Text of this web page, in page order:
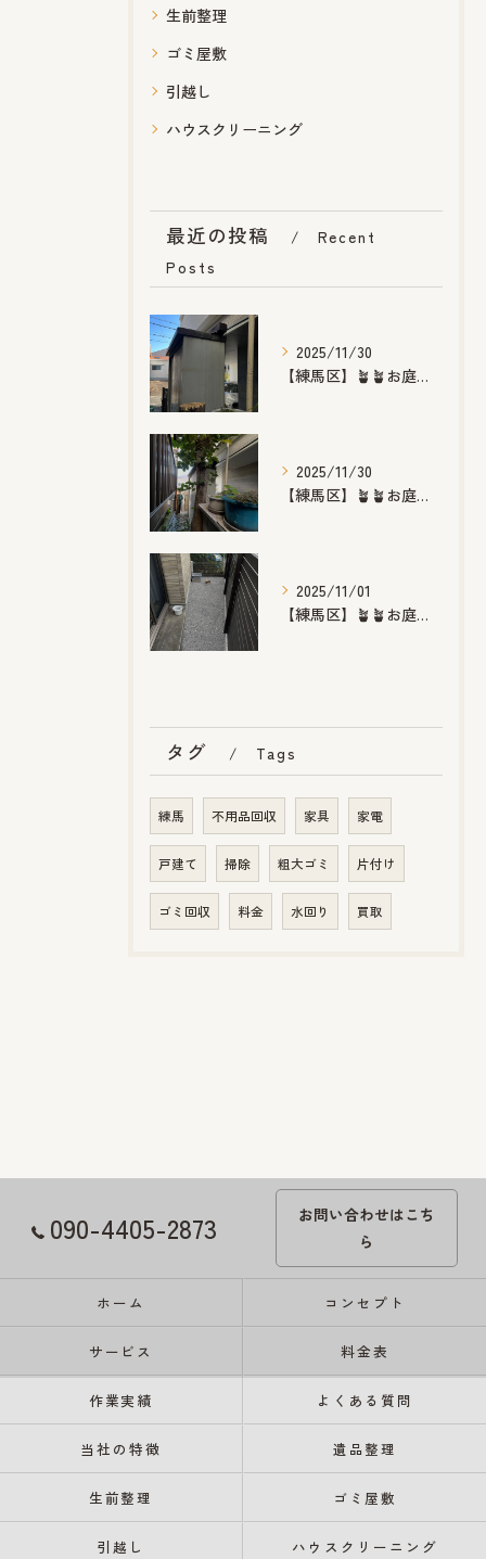
生前整理
ゴミ屋敷
引越し
ハウスクリーニング
最近の投稿
Recent
Posts
2025/11/30
【練馬区】🪴🪴お庭のお手入れ🪴🪴
2025/11/30
【練馬区】🪴🪴お庭のお手入れ🪴🪴
2025/11/01
【練馬区】🪴🪴お庭のお手入れ🪴🪴
タグ Tags
練馬 不用品回収 家具 家電
戸建て 掃除 粗大ゴミ 片付け
ゴミ回収 料金 水回り 買取
090-4405-2873
お問い合わせはこち
ら
ホーム コンセプト
サービス 料金表
作業実績 よくある質問
当社の特徴 遺品整理
生前整理 ゴミ屋敷
引越し ハウスクリーニング